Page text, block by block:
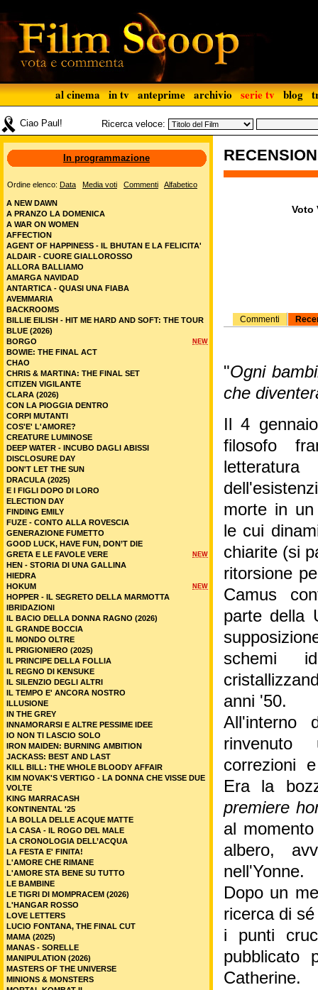
al cinema in tv anteprime archivio serie tv blog
Ciao Paul! Ricerca veloce:
Voto
Commenti
"Ogni
che
Il 4
filosofo
morte in un
le cui
chiarite (si
ritorsione
Camus
parte della
schemi
anni '50.
All'interno
correzioni
Era la
premiere
al
albero,
nell'Yonne.
Dopo un
ricerca di
i punti
pubblicato
Catherine.
In programmazione
Ordine elenco: Data Media voti Commenti Alfabetico
A NEW DAWN
A PRANZO LA DOMENICA
A WAR ON WOMEN
AFFECTION
AGENT OF HAPPINESS - IL BHUTAN E LA FELICITA'
ALDAIR - CUORE GIALLOROSSO
ALLORA BALLIAMO
AMARGA NAVIDAD
ANTARTICA - QUASI UNA FIABA
AVEMMARIA
BACKROOMS
BILLIE EILISH - HIT ME HARD AND SOFT: THE TOUR
BLUE (2026)
NEW
BORGO
BOWIE: THE FINAL ACT
CHAO
CHRIS & MARTINA: THE FINAL SET
CITIZEN VIGILANTE
CLARA (2026)
CON LA PIOGGIA DENTRO
CORPI MUTANTI
COS'E' L'AMORE?
CREATURE LUMINOSE
DEEP WATER - INCUBO DAGLI ABISSI
DISCLOSURE DAY
DON'T LET THE SUN
DRACULA (2025)
E I FIGLI DOPO DI LORO
ELECTION DAY
FINDING EMILY
FUZE - CONTO ALLA ROVESCIA
GENERAZIONE FUMETTO
GOOD LUCK, HAVE FUN, DON’T DIE
NEW
GRETA E LE FAVOLE VERE
HEN - STORIA DI UNA GALLINA
HIEDRA
NEW
HOKUM
HOPPER - IL SEGRETO DELLA MARMOTTA
IBRIDAZIONI
IL BACIO DELLA DONNA RAGNO (2026)
IL GRANDE BOCCIA
IL MONDO OLTRE
IL PRIGIONIERO (2025)
IL PRINCIPE DELLA FOLLIA
IL REGNO DI KENSUKE
IL SILENZIO DEGLI ALTRI
IL TEMPO E' ANCORA NOSTRO
ILLUSIONE
IN THE GREY
INNAMORARSI E ALTRE PESSIME IDEE
IO NON TI LASCIO SOLO
IRON MAIDEN: BURNING AMBITION
JACKASS: BEST AND LAST
KILL BILL: THE WHOLE BLOODY AFFAIR
KIM NOVAK'S VERTIGO - LA DONNA CHE VISSE DUE
VOLTE
KING MARRACASH
KONTINENTAL '25
LA BOLLA DELLE ACQUE MATTE
LA CASA - IL ROGO DEL MALE
LA CRONOLOGIA DELL’ACQUA
LA FESTA E' FINITA!
L'AMORE CHE RIMANE
L'AMORE STA BENE SU TUTTO
LE BAMBINE
LE TIGRI DI MOMPRACEM (2026)
L'HANGAR ROSSO
LOVE LETTERS
LUCIO FONTANA, THE FINAL CUT
MAMA (2025)
MANAS - SORELLE
MANIPULATION (2026)
MASTERS OF THE UNIVERSE
MINIONS & MONSTERS